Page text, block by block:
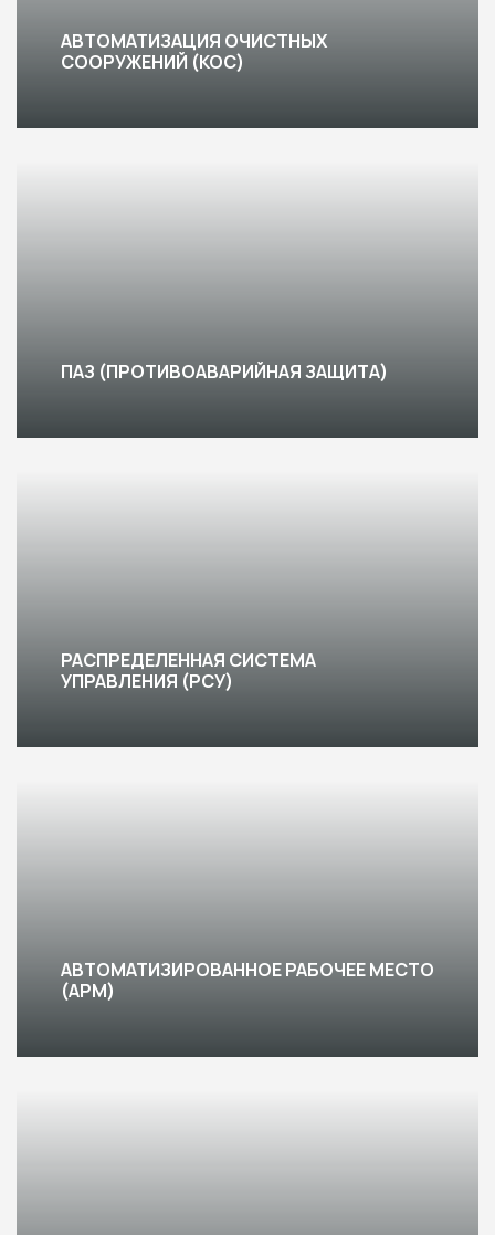
АВТОМАТИЗАЦИЯ ОЧИСТНЫХ
СООРУЖЕНИЙ (КОС)
ПАЗ (ПРОТИВОАВАРИЙНАЯ ЗАЩИТА)
РАСПРЕДЕЛЕННАЯ СИСТЕМА
УПРАВЛЕНИЯ (РСУ)
АВТОМАТИЗИРОВАННОЕ РАБОЧЕЕ МЕСТО
(АРМ)